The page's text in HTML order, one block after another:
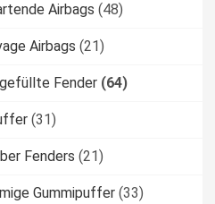
Airbags (48)
Airbags (21)
Fender (64)
(31)
Fenders (21)
Gummipuffer (33)